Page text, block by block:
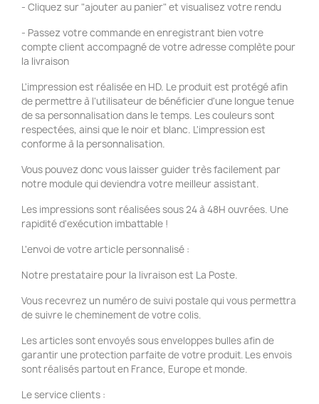
- Cliquez sur "ajouter au panier" et visualisez votre rendu
- Passez votre commande en enregistrant bien votre
compte client accompagné de votre adresse complète pour
la livraison
L'impression est réalisée en HD. Le produit est protégé afin
de permettre à l'utilisateur de bénéficier d'une longue tenue
de sa personnalisation dans le temps. Les couleurs sont
respectées, ainsi que le noir et blanc. L'impression est
conforme à la personnalisation.
Vous pouvez donc vous laisser guider très facilement par
notre module qui deviendra votre meilleur assistant.
Les impressions sont réalisées sous 24 à 48H ouvrées. Une
rapidité d'exécution imbattable !
L'envoi de votre article personnalisé :
Notre prestataire pour la livraison est La Poste.
Vous recevrez un numéro de suivi postale qui vous permettra
de suivre le cheminement de votre colis.
Les articles sont envoyés sous enveloppes bulles afin de
garantir une protection parfaite de votre produit. Les envois
sont réalisés partout en France, Europe et monde.
Le service clients :